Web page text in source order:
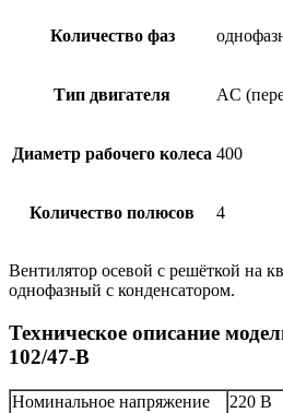
Количество фаз
Тип двигателя AC
Диаметр рабочего колеса 400
Количество полюсов 4
Вентилятор осевой с решёткой на
однофазный с конденсатором.
Техническое описание
102/47-B
Номинальное напряжение
220 В